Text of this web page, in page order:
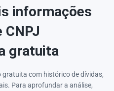
informações
CNPJ
gratuita
gratuita com histórico de dívidas,
Para aprofundar a análise,